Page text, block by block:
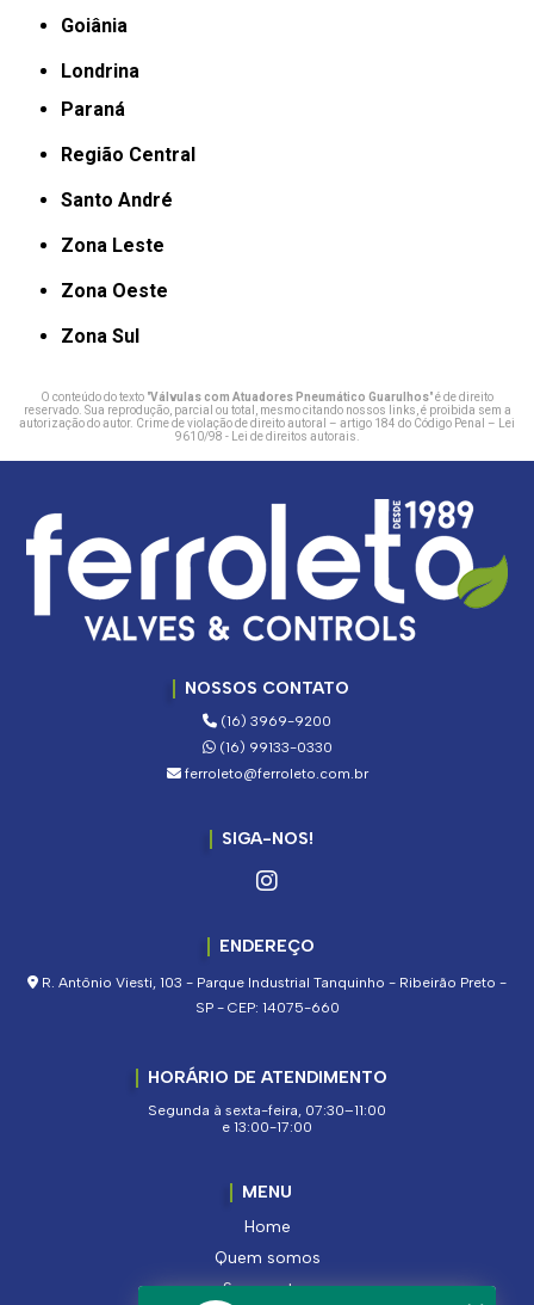
Goiânia
Londrina
Paraná
Região Central
Santo André
Zona Leste
Zona Oeste
Zona Sul
O conteúdo do texto "Válvulas com Atuadores Pneumático Guarulhos" é de direito
reservado. Sua reprodução, parcial ou total, mesmo citando nossos links, é proibida sem a
autorização do autor. Crime de violação de direito autoral – artigo 184 do Código Penal –
Lei
9610/98 - Lei de direitos autorais
NOSSOS CONTATO
(16) 3969-9200
(16) 99133-0330
ferroleto@ferroleto.com.br
SIGA-NOS!
ENDEREÇO
R. Antônio Viesti, 103 - Parque Industrial Tanquinho - Ribeirão Preto -
SP - CEP: 14075-660
HORÁRIO DE ATENDIMENTO
Segunda à sexta-feira, 07:30–11:00
e 13:00-17:00
MENU
Home
Quem somos
Segmentos